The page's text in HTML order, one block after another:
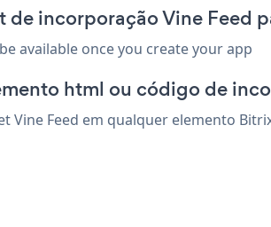
de incorporação Vine Feed
available once you create your app
html ou código de
Vine Feed em qualquer elemento